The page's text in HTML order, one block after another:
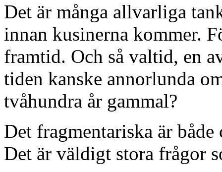
Det är många allvarliga
innan kusinerna kommer.
framtid. Och så valtid, en
tiden kanske annorlunda
tvåhundra år gammal?
Det fragmentariska är
Det är väldigt stora frågor